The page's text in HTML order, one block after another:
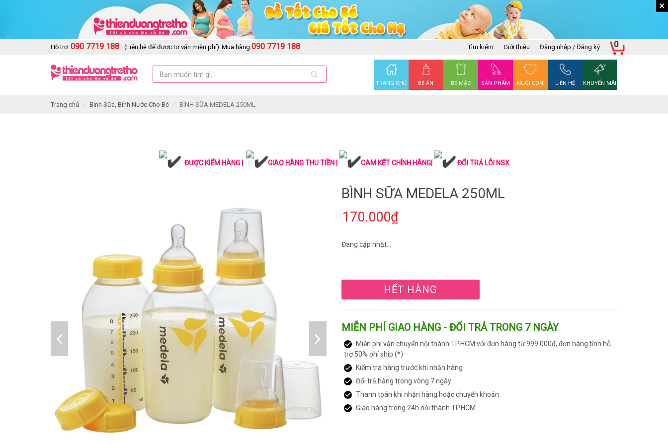
×
Hỗ trợ: 090 7719 188 (Liên hệ để được tư vấn miễn phí) Mua hàng:090 7719 188 Tìm kiếm Giới thiệu Đăng nhập / Đăng ký
TRANG CHỦ BÉ ĂN BÉ MẶC SẢN PHẨM NUÔI CON LIÊN HỆ KHUYẾN MÃI
0
Trang chủ Bình Sữa, Bình Nước Cho Bé BÌNH SỮA MEDELA 250ML
ĐƯỢC KIỂM HÀNG | GIAO HÀNG THU TIỀN | CAM KẾT CHÍNH HÃNG| ĐỔI TRẢ LỖI NSX
BÌNH SỮA MEDELA 250ML
170.000₫
Đang cập nhật...
HẾT HÀNG
MIỄN PHÍ GIAO HÀNG - ĐỔI TRẢ TRONG 7 NGÀY
Miễn phí vận chuyển nội thành TP.HCM với đơn hàng từ 999.000đ, đơn hàng tỉnh hỗ
trợ 50% phí ship (*)
Kiểm tra hàng trước khi nhận hàng
Đổi trả hàng trong vòng 7 ngày
Thanh toán khi nhận hàng hoặc chuyển khoản
Giao hàng trong 24h nội thành TP.HCM